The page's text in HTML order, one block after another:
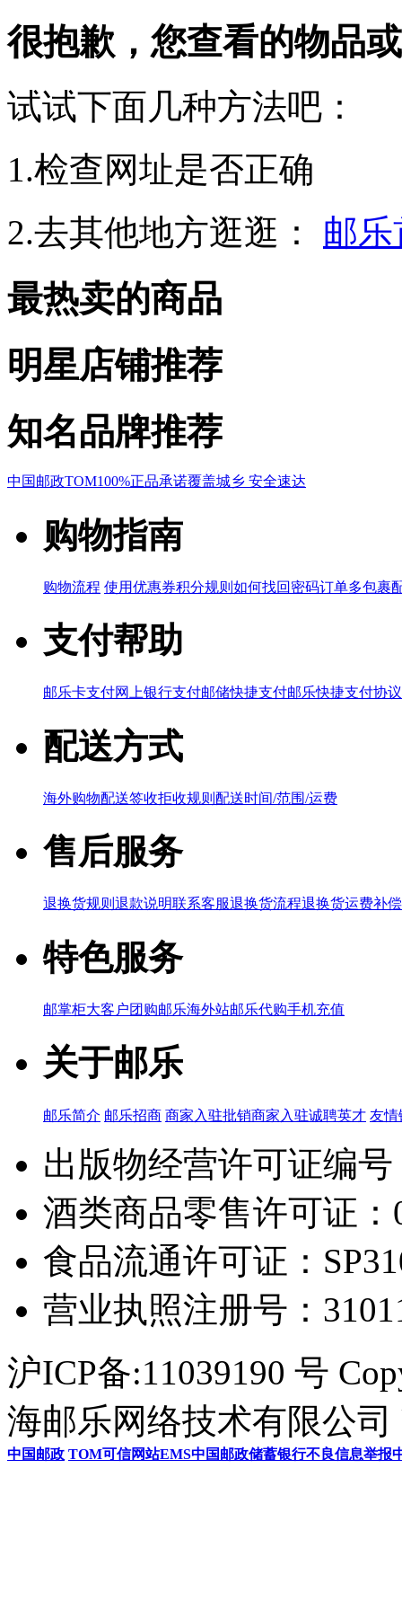
很抱歉，您查看的物品
试试下面几种方法吧：
1.检查网址是否正确
2.去其他地方逛逛：
邮
最热卖的商品
明星店铺推荐
知名品牌推荐
中国邮政TOM100%正品承诺覆盖城乡 安全速达
购物指南
购物流程 使用优惠券积分规则 如何找回密码订单多包裹
支付帮助
邮乐卡支付网上银行支付邮储快捷支付邮乐快捷支付协议
配送方式
海外购物配送签收拒收规则 配送时间/范围/运费
售后服务
退换货规则 退款说明联系客服退换货流程退换货运费补
特色服务
邮掌柜大客户团购邮乐海外站邮乐代购手机充值
关于邮乐
邮乐简介 邮乐招商 商家入驻批销商家入驻诚聘英才 友情
出版物经营许可证编
酒类商品零售许可证：
食品流通许可证：
营业执照注册号：
沪ICP备:11039190 号
海邮乐网络技术有限公司
中国邮政 TOM可信网站EMS中国邮政储蓄银行不良信息举报